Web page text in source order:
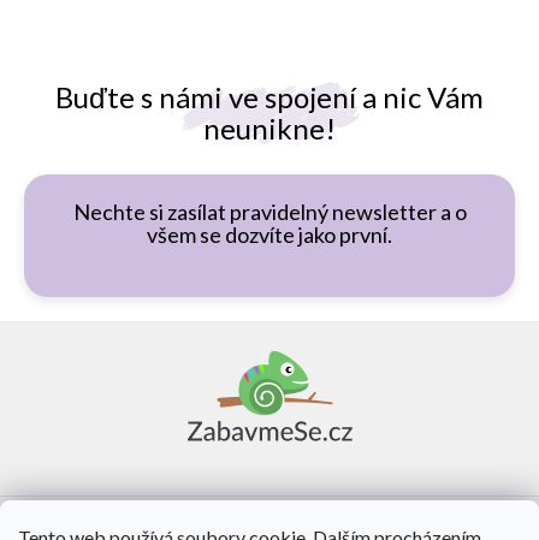
Buďte s námi ve spojení a nic Vám
neunikne!
Nechte si zasílat pravidelný newsletter a o
všem se dozvíte jako první.